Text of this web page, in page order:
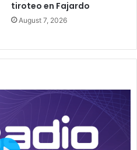
tiroteo en Fajardo
August 7, 2026